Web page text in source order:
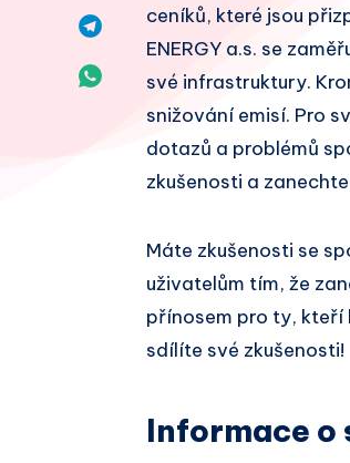
Twitter
Pinterest
Sdílet
Telegram
Sdílet
Whatsapp
ceníků, které jsou
ENERGY a.s. se
své infrastruktury.
snižování emisí. Pro
dotazů a problémů
zkušenosti a
Máte zkušenosti se
uživatelům tím, že
přínosem pro ty, kteří
sdílíte své zkušenosti!
Informace o